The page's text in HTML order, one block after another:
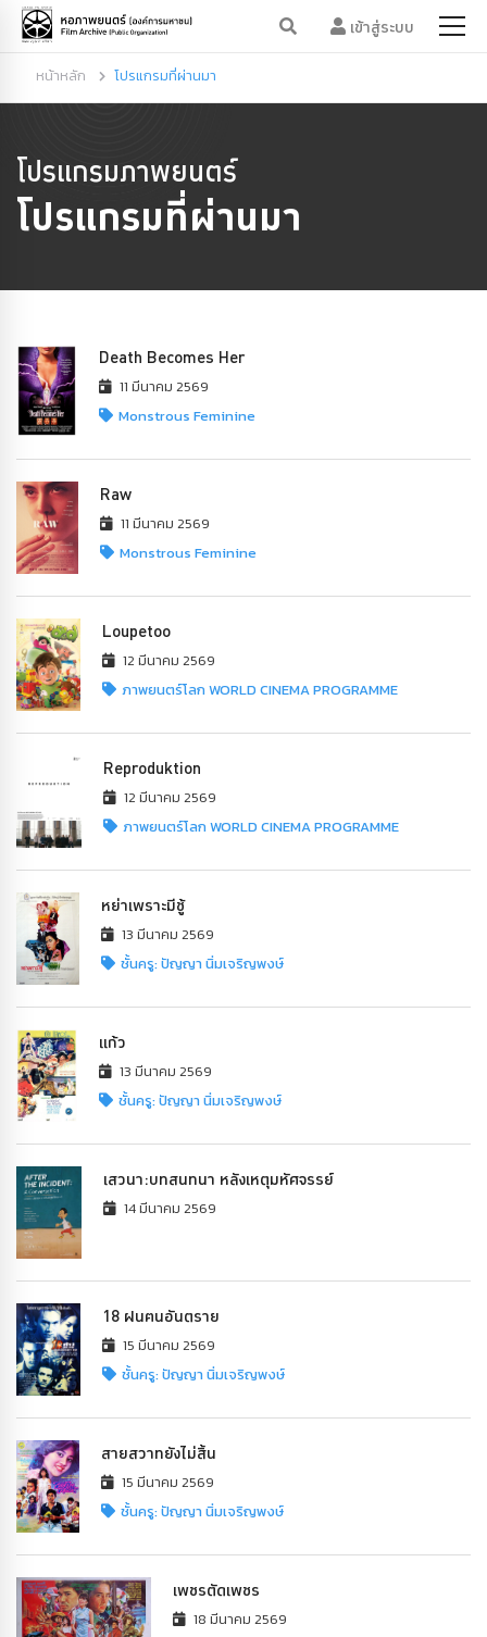
เข้าสู่ระบบ
หน้าหลัก โปรแกรมที่ผ่านมา
โปรแกรมภาพยนตร์
โปรแกรมที่ผ่านมา
Death Becomes Her
11 มีนาคม 2569
Monstrous Feminine
Raw
11 มีนาคม 2569
Monstrous Feminine
Loupetoo
12 มีนาคม 2569
ภาพยนตร์โลก WORLD CINEMA PROGRAMME
Reproduktion
12 มีนาคม 2569
ภาพยนตร์โลก WORLD CINEMA PROGRAMME
หย่าเพราะมีชู้
13 มีนาคม 2569
ชั้นครู: ปัญญา นิ่มเจริญพงษ์
แก้ว
13 มีนาคม 2569
ชั้นครู: ปัญญา นิ่มเจริญพงษ์
เสวนา:บทสนทนา หลังเหตุมหัศจรรย์
14 มีนาคม 2569
18 ฝนฅนอันตราย
15 มีนาคม 2569
ชั้นครู: ปัญญา นิ่มเจริญพงษ์
สายสวาทยังไม่สิ้น
15 มีนาคม 2569
ชั้นครู: ปัญญา นิ่มเจริญพงษ์
เพชรตัดเพชร
18 มีนาคม 2569